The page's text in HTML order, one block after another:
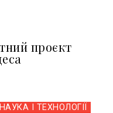
проєкт
НАУКА І ТЕХНОЛОГІЇ